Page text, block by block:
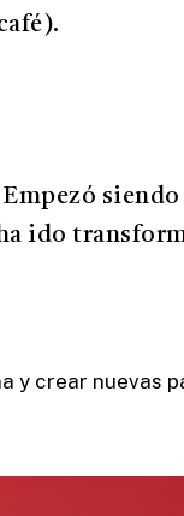
siendo
ido
y crear nuevas